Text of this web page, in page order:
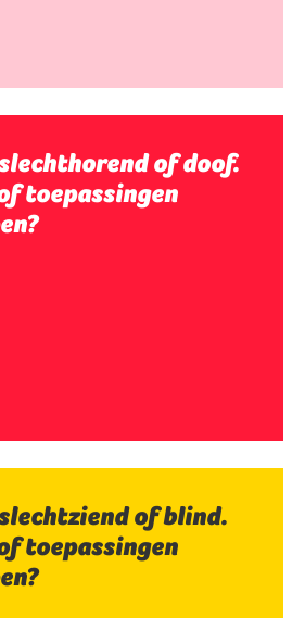
of doof.
toepassingen
of blind.
toepassingen